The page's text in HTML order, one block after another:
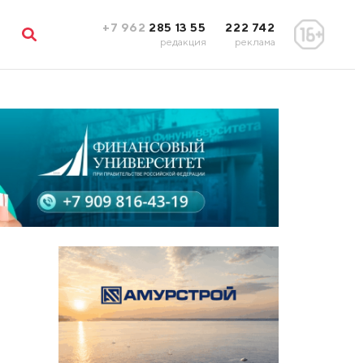
+7 962 285 13 55
редакция
222 742
реклама